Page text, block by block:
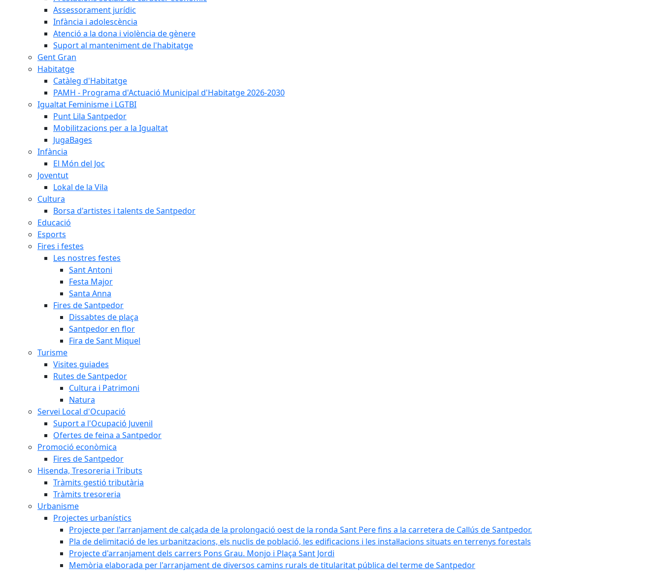
Assessorament jurídic
Infància i adolescència
Atenció a la dona i violència de gènere
Suport al manteniment de l'habitatge
Gent Gran
Habitatge
Catàleg d'Habitatge
PAMH - Programa d'Actuació Municipal d'Habitatge 2026-2030
Igualtat Feminisme i LGTBI
Punt Lila Santpedor
Mobilitzacions per a la Igualtat
JugaBages
Infància
El Món del Joc
Joventut
Lokal de la Vila
Cultura
Borsa d'artistes i talents de Santpedor
Educació
Esports
Fires i festes
Les nostres festes
Sant Antoni
Festa Major
Santa Anna
Fires de Santpedor
Dissabtes de plaça
Santpedor en flor
Fira de Sant Miquel
Turisme
Visites guiades
Rutes de Santpedor
Cultura i Patrimoni
Natura
Servei Local d'Ocupació
Suport a l'Ocupació Juvenil
Ofertes de feina a Santpedor
Promoció econòmica
Fires de Santpedor
Hisenda, Tresoreria i Tributs
Tràmits gestió tributària
Tràmits tresoreria
Urbanisme
Projectes urbanístics
Projecte per l'arranjament de calçada de la prolongació oest de la ronda Sant Pere fins a la carretera de Callús de Santpedor.
Pla de delimitació de les urbanitzacions, els nuclis de població, les edificacions i les instal·lacions situats en terrenys forestals
Projecte d'arranjament dels carrers Pons Grau. Monjo i Plaça Sant Jordi
Memòria elaborada per l'arranjament de diversos camins rurals de titularitat pública del terme de Santpedor